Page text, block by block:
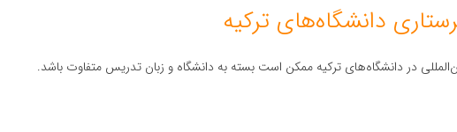
در دانشگاه‌های ترکیه ممکن است بسته به دانشگاه و زبان تدریس متفاوت باشد.